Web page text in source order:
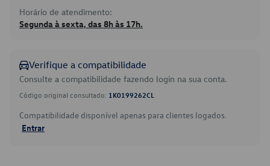
Horário de atendimento:
Segunda à sexta, das 8h às 17h.
Verifique a compatibilidade
Consulte a compatibilidade fazendo login na sua conta.
Código original consultado: 1K0199262CL
Compatibilidade disponível apenas para clientes logados.
Entrar